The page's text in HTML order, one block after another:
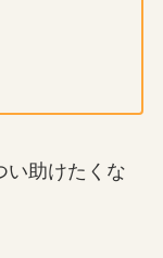
い助けたくな